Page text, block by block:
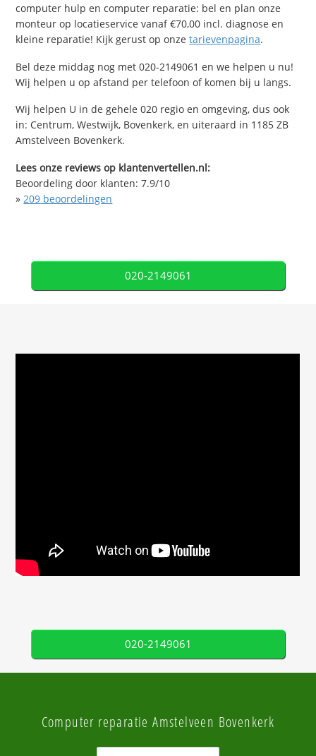
computer hulp en computer reparatie: bel en plan onze
monteur op locatieservice vanaf €70,00 incl. diagnose en
kleine reparatie! Kijk gerust op onzetarievenpagina.
Bel deze middag nog met 020-2149061 en we helpen u nu!
Wij helpen u op afstand per telefoon of komen bij u langs.
Wij helpen U in de gehele 020 regio en omgeving, dus ook
in: Centrum, Westwijk, Bovenkerk, en uiteraard in 1185 ZB
Amstelveen Bovenkerk.
Lees onze reviews op klantenvertellen.nl:
Beoordeling door klanten:7.9/10
»209 beoordelingen
020-2149061
020-2149061
Computer reparatie Amstelveen Bovenkerk